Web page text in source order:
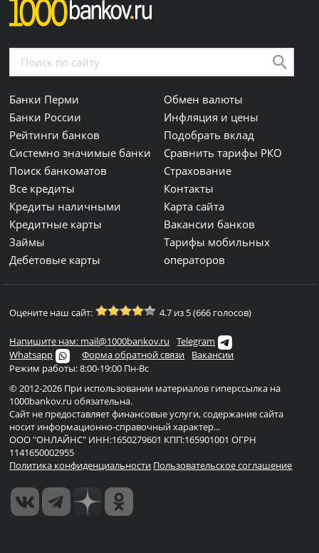
Банки Перми
Банки России
Рейтинги банков
Системно значимые банки
Поиск банкоматов
Все кредиты
Кредиты наличными
Кредитные карты
Займы
Дебетовые карты
Обмен валюты
Инфляция и цены
Подобрать вклад
Сравнить тарифы РКО
Страхование
Контакты
Карта сайта
Вакансии банков
Тарифы мобильных
операторов
Оцените наш сайт: 4.7 из 5 (666 голосов)
Напишите нам: mail@1000bankov.ru
Telegram
Whatsapp
Форма обратной связи
Вакансии
Режим работы: 8:00-19:00 Пн-Вс
© 2012-2026 При использовании материалов гиперссылка на
1000bankov.ru обязательна.
Сайт не предоставляет финансовые услуги, содержание сайта
носит информационно-справочный характер...
ООО "ОНЛАЙНС" ИНН:1650279601 КПП:165901001 ОГРН
1141650002955
Политика конфиденциальности Пользовательское соглашение